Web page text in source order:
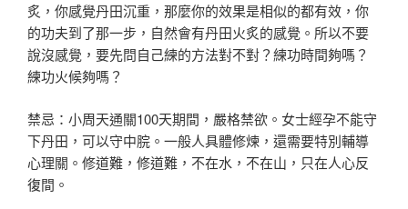
炙，你感覺丹田沉重，那麼你的效果是相似的都有效，你
的功夫到了那一步，自然會有丹田火炙的感覺。所以不要
說沒感覺，要先問自己練的方法對不對？練功時間夠嗎？
練功火候夠嗎？
禁忌：小周天通關100天期間，嚴格禁欲。女士經孕不能守
下丹田，可以守中脘。一般人具體修煉，還需要特別輔導
心理關。修道難，修道難，不在水，不在山，只在人心反
復間。